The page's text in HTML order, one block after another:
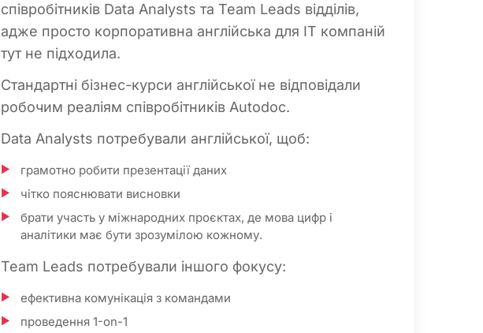
співробітників Data Analysts та Team Leads відділів,
адже просто корпоративна англійська для IT компаній
тут не підходила.
Стандартні бізнес-курси англійської не відповідали
робочим реаліям співробітників Autodoc.
Data Analysts потребували англійської, щоб:
грамотно робити презентації даних
чітко пояснювати висновки
брати участь у міжнародних проєктах, де мова цифр і
аналітики має бути зрозумілою кожному.
Team Leads потребували іншого фокусу:
ефективна комунікація з командами
проведення 1-on-1